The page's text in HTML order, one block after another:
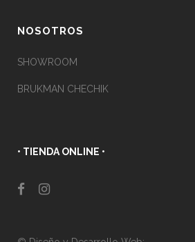
NOSOTROS
SHOWROOM
BRUKMAN CHECHIK
• TIENDA ONLINE •